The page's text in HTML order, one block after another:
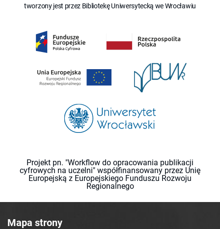
tworzony jest przez Bibliotekę Uniwersytecką we Wrocławiu
Projekt pn. "Workflow do opracowania publikacji
cyfrowych na uczelni" współfinansowany przez Unię
Europejską z Europejskiego Funduszu Rozwoju
Regionalnego
Mapa strony